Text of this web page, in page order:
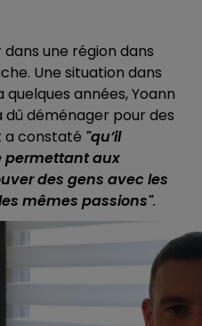
une région dans
Une situation dans
quelques années, Yoann
dû déménager pour des
a constaté "qu’il
permettant aux
des gens avec les
mêmes passions".